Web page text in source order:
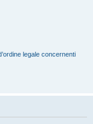
legale concernenti